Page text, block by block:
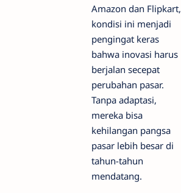
Amazon dan Flipkart,
kondisi ini menjadi
pengingat keras
bahwa inovasi harus
berjalan secepat
perubahan pasar.
Tanpa adaptasi,
mereka bisa
kehilangan pangsa
pasar lebih besar di
tahun-tahun
mendatang.